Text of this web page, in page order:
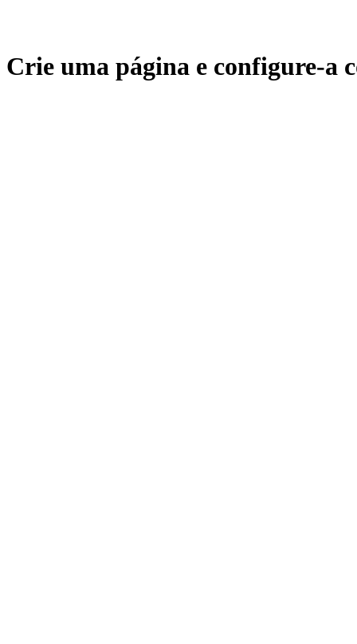
Crie uma página e configure-a